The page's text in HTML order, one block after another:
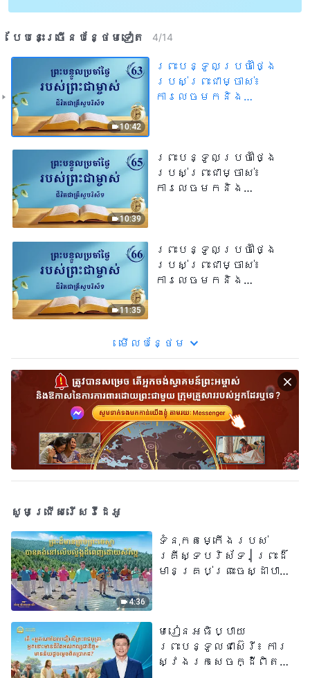
បែបនេះ​ច្រើនបន្ថែម​ទៀត​ 4/14
10:42
ព្រះបន្ទូលប្រចាំថ្ងៃ
របស់ព្រះជាម្ចាស់៖
ការលេចមកនិង
10:39
ព្រះបន្ទូលប្រចាំថ្ងៃ
របស់ព្រះជាម្ចាស់៖
ការលេចមកនិង
11:35
ព្រះបន្ទូលប្រចាំថ្ងៃ
របស់ព្រះជាម្ចាស់៖
ការលេចមកនិង
មើល​​បន្ថែម​
សូមជ្រើសរើសវីដេអូ
4:36
ទំនុកតម្កើង​របស់​
គ្រីស្ទបរិស័ទ​ | ព្រះដ៏
មានគ្រប់ព្រះចេស្ដាបាន
មេរៀនអធិប្បាយ
ព្រះបន្ទូលជាស៊េរី៖ ការ
ស្វែងរកសេចក្ដីពិតនៅ